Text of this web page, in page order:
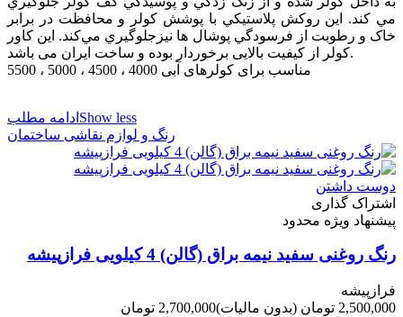
مي‌ کند. اين روکش پلاستيکي با پوشش کولر و محافظت در برابر
خاک و رطوبت از فرسودگي پوشال ها نیزجلوگيري مي‌کند. این کاور
کولر از کیفیت بالایی برخوردار بوده و ساخت ایران می باشد.
مناسب برای کولرهای آبی 4000 ، 4500 ، 5000 ، 5500
ادامه مطلب Show less
رنگ و لوازم نقاشی ساختمان
دوست داشتن
اشتراک گذاری
پیشنهاد ویژه محدود
رنگ روغنی سفید نیمه براق (گالن) 4 کیلویی فرازپیشه
فرازپیشه
2,500,000 تومان
(بدون مالیات)2,700,000 تومان